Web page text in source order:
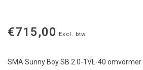
€715,00 Excl. btw
SMA Sunny Boy SB 2.0-1VL-40 omvormer